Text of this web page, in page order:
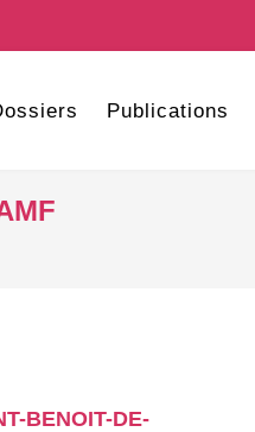
Publications
BENOIT-DE-